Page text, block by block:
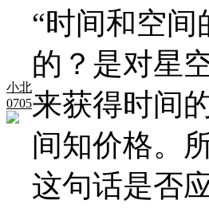
小北
0705
“时间和空
的？是对星
来获得时间
间知价格。
这句话是否